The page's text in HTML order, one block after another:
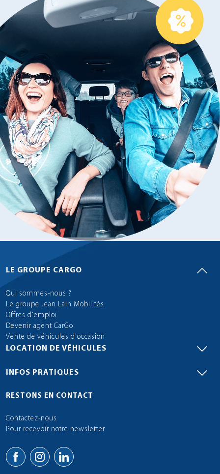
LE GROUPE CARGO
Qui sommes-nous ?
Le groupe Jean Lain Mobilités
Offres d'emploi
Devenir agent CarGo
Vente de véhicules d'occasion
LOCATION DE VÉHICULES
INFOS PRATIQUES
RESTONS EN CONTACT
Contactez-nous
Pour recevoir notre newsletter